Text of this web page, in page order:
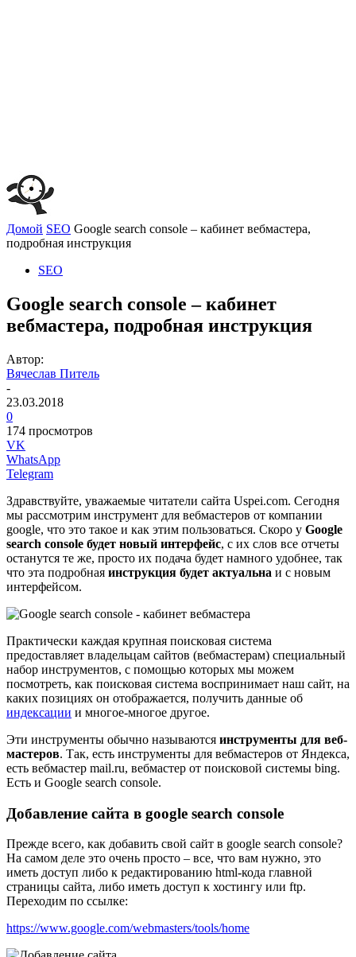
Домой SEO Google search console – кабинет вебмастера,
подробная инструкция
SEO
Google search console – кабинет
вебмастера, подробная инструкция
Автор:
Вячеслав Питель
-
23.03.2018
0
174 просмотров
VK
WhatsApp
Telegram
Здравствуйте, уважаемые читатели сайта Uspei.com. Сегодня
мы рассмотрим инструмент для вебмастеров от компании
google, что это такое и как этим пользоваться. Скоро у Google
search console будет новый интерфейс, с их слов все отчеты
останутся те же, просто их подача будет намного удобнее, так
что эта подробная инструкция будет актуальна и с новым
интерфейсом.
Практически каждая крупная поисковая система
предоставляет владельцам сайтов (вебмастерам) специальный
набор инструментов, с помощью которых мы можем
посмотреть, как поисковая система воспринимает наш сайт, на
каких позициях он отображается, получить данные об
индексации и многое-многое другое.
Эти инструменты обычно называются инструменты для веб-
мастеров. Так, есть инструменты для вебмастеров от Яндекса,
есть вебмастер mail.ru, вебмастер от поисковой системы bing.
Есть и Google search console.
Добавление сайта в google search console
Прежде всего, как добавить свой сайт в google search console?
На самом деле это очень просто – все, что вам нужно, это
иметь доступ либо к редактированию html-кода главной
страницы сайта, либо иметь доступ к хостингу или ftp.
Переходим по ссылке:
https://www.google.com/webmasters/tools/home